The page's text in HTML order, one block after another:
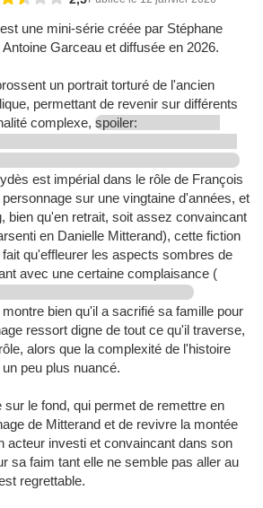
une mini-série créée par Stéphane
Garceau et diffusée en 2026.
un portrait torturé de l'ancien
permettant de revenir sur différents
complexe, spoiler:
est impérial dans le rôle de François
sur une vingtaine d'années, et
bien qu'en retrait, soit assez convaincant
en Danielle Mitterand), cette fiction
qu'effleurer les aspects sombres de
avec une certaine complaisance (
bien qu'il a sacrifié sa famille pour
ressort digne de tout ce qu'il traverse,
alors que la complexité de l'histoire
peu plus nuancé.
le fond, qui permet de remettre en
de Mitterand et de revivre la montée
acteur investi et convaincant dans son
sa faim tant elle ne semble pas aller au
regrettable.